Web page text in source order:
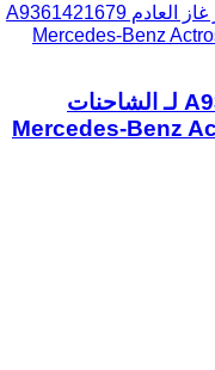
إعادة تدوير غاز العادم A9361421679
إعادة تدوير غاز العادم A9361421679 لـ الشاحنات
Mercedes-Benz